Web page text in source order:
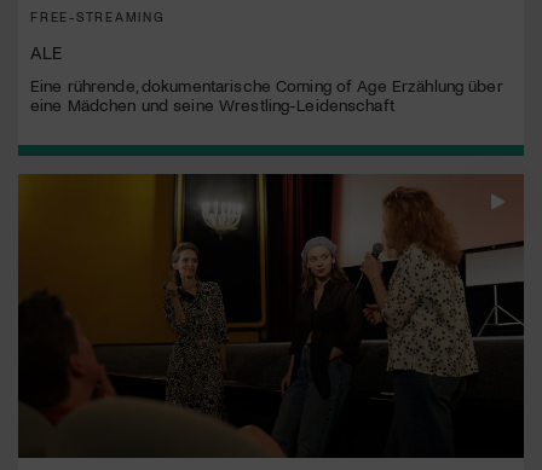
FREE-STREAMING
ALE
Eine rührende, dokumentarische Coming of Age Erzählung über
eine Mädchen und seine Wrestling-Leidenschaft